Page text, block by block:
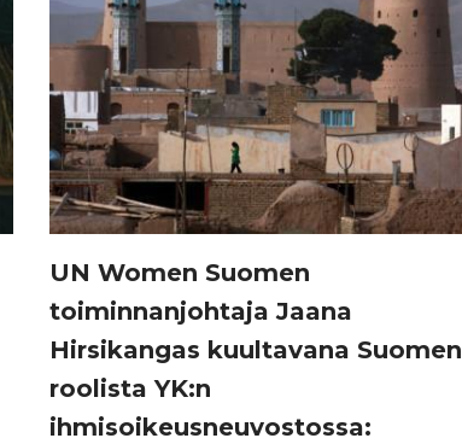
UN Women Suomen
toiminnanjohtaja Jaana
Hirsikangas kuultavana Suomen
roolista YK:n
ihmisoikeusneuvostossa: